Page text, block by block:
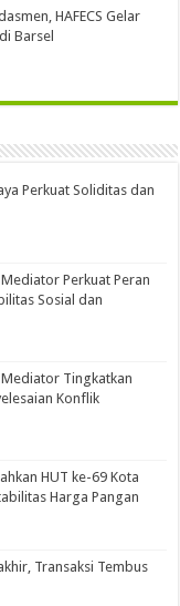
HAFECS Gelar
Barsel
Perkuat Soliditas dan
Perkuat Peran
Sosial dan
Tingkatkan
Konflik
HUT ke-69 Kota
Harga Pangan
Transaksi Tembus